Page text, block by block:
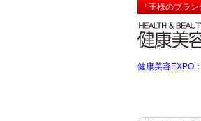
「王様のブラ
健康美容EXPO